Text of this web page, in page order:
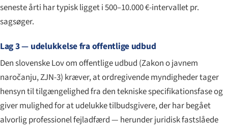
seneste årti har typisk ligget i 500–10.000 €-intervallet pr.
sagsøger.
Lag 3 — udelukkelse fra offentlige udbud
Den slovenske Lov om offentlige udbud (Zakon o javnem
naročanju, ZJN-3) kræver, at ordregivende myndigheder tager
hensyn til tilgængelighed fra den tekniske specifikationsfase og
giver mulighed for at udelukke tilbudsgivere, der har begået
alvorlig professionel fejladfærd — herunder juridisk fastslåede